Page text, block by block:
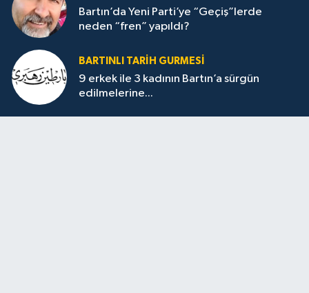
Bartın’da Yeni Parti’ye “Geçiş”lerde
neden “fren” yapıldı?
BARTINLI TARIH GURMESI
9 erkek ile 3 kadının Bartın’a sürgün
edilmelerine...